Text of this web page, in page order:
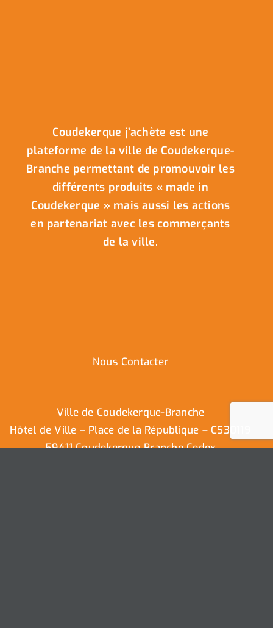
Coudekerque j’achète est une
plateforme de la ville de Coudekerque-
Branche permettant de promouvoir les
différents produits « made in
Coudekerque » mais aussi les actions
en partenariat avec les commerçants
de la ville.
Nous Contacter
Ville de Coudekerque-Branche
Hôtel de Ville – Place de la République – CS30119
59411 Coudekerque-Branche Cedex